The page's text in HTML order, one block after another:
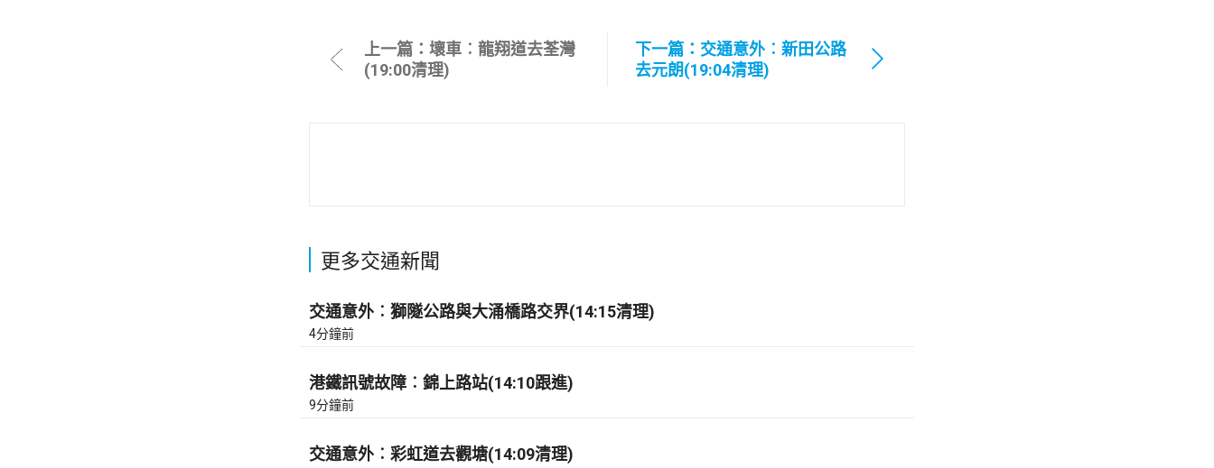
上一篇：壞車︰龍翔道去荃灣
(19:00清理)
下一篇：交通意外︰新田公路
去元朗(19:04清理)
更多交通新聞
交通意外︰獅隧公路與大涌橋路交界(14:15清理)
4分鐘前
港鐵訊號故障︰錦上路站(14:10跟進)
9分鐘前
交通意外︰彩虹道去觀塘(14:09清理)